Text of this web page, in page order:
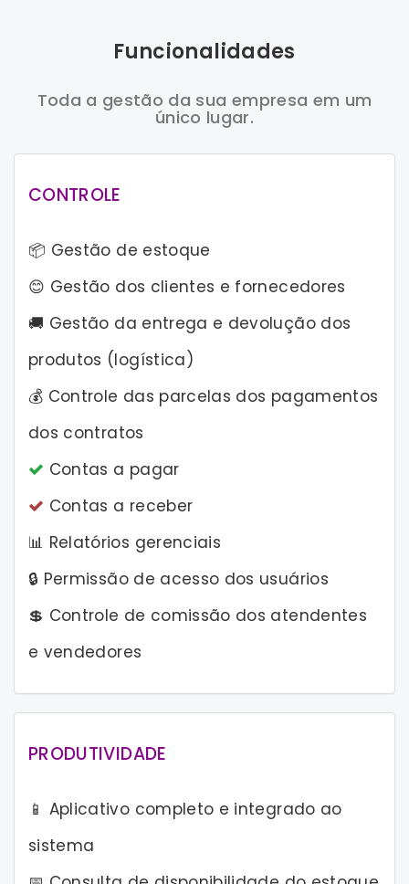
Funcionalidades
Toda a gestão da sua empresa em um
único lugar.
CONTROLE
📦 Gestão de estoque
😊 Gestão dos clientes e fornecedores
🚚 Gestão da entrega e devolução dos
produtos (logística)
💰 Controle das parcelas dos pagamentos
dos contratos
Contas a pagar
Contas a receber
📊 Relatórios gerenciais
🔒 Permissão de acesso dos usuários
💲 Controle de comissão dos atendentes
e vendedores
PRODUTIVIDADE
📱 Aplicativo completo e integrado ao
sistema